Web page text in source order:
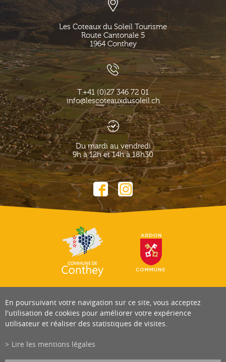
Les Coteaux du Soleil Tourisme
Route Cantonale 5
1964 Conthey
T.+41 (0)27 346 72 01
info@lescoteauxdusoleil.ch
Du mardi au vendredi
9h à 12h et 14h à 18h30
En poursuivant votre navigation sur ce site, vous acceptez
l'utilisation de cookies pour améliorer votre expérience
utilisateur et réaliser des statistiques de visites.
Lire les mentions légales